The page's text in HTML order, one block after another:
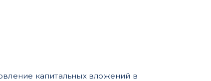
капитальных вложений в